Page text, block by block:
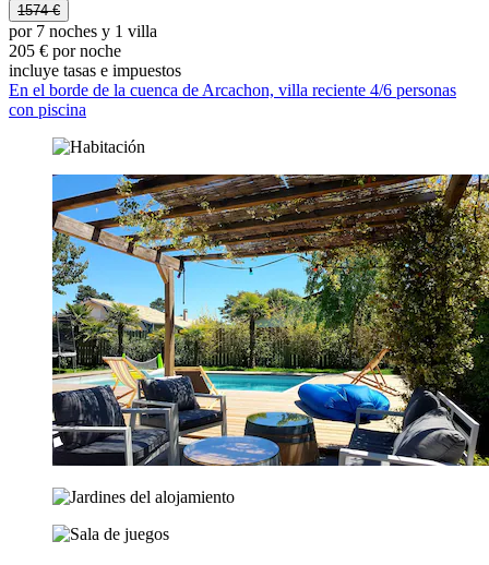
1574 €
por 7 noches y 1 villa
205 € por noche
incluye tasas e impuestos
En el borde de la cuenca de Arcachon, villa reciente 4/6 personas
con piscina